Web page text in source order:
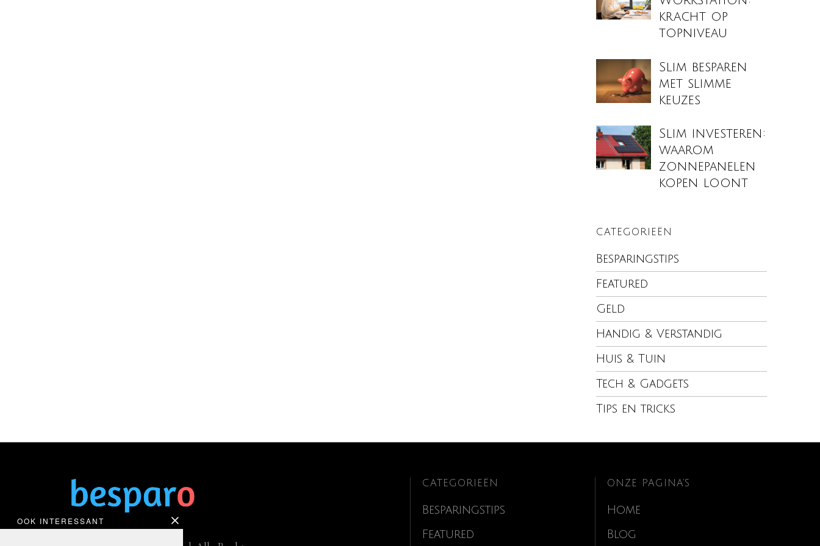
kracht op
topniveau
Slim besparen
met slimme
keuzes
Slim investeren:
waarom
zonnepanelen
kopen loont
CATEGORIEËN
Besparingstips
Featured
Geld
Handig & Verstandig
Huis & Tuin
Tech & Gadgets
Tips en tricks
OOK INTERESSANT
CATEGORIEËN
Besparingstips
Featured
ONZE PAGINA’S
Home
Blog